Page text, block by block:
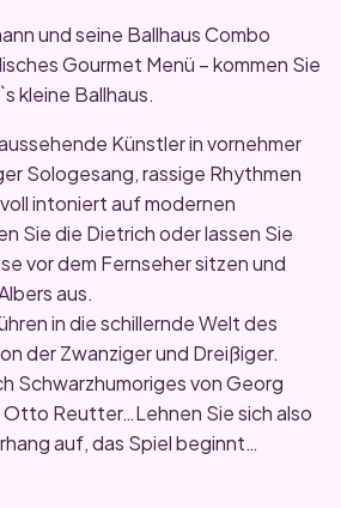
und seine Ballhaus Combo
Gourmet Menü – kommen Sie
kleine Ballhaus.
Künstler in vornehmer
Sologesang, rassige Rhythmen
intoniert auf modernen
Sie die Dietrich oder lassen Sie
vor dem Fernseher sitzen und
aus.
in die schillernde Welt des
der Zwanziger und Dreißiger.
Schwarzhumoriges von Georg
Otto Reutter…Lehnen Sie sich also
auf, das Spiel beginnt…